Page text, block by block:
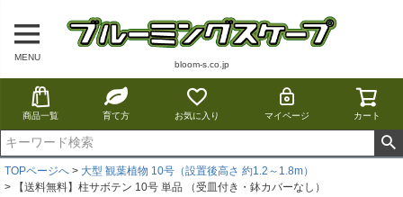
MENU
bloom-s.co.jp
商品一覧 育て方 お気に入り マイページ カート
TOPページへ
大型 観葉植物 10号（設置後高さ 約1.2～1.8m）
【送料無料】柱サボテン 10号 単品 （受皿付き・鉢カバーなし）